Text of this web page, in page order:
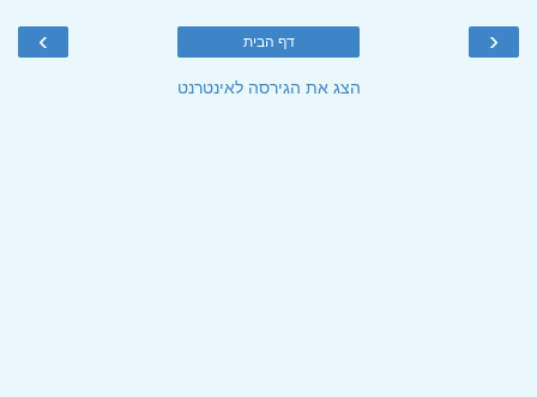
‹
› דף הבית
הצג את הגירסה לאינטרנט